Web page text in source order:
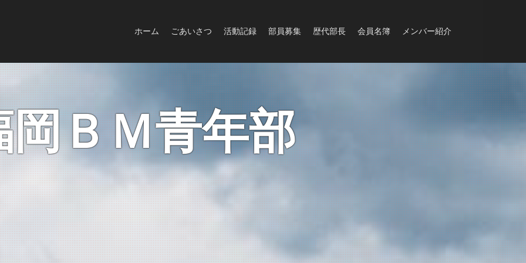
ホーム ごあいさつ 活動記録 部員募集 歴代部長 会員名簿 メンバー紹介
岡ＢＭ青年部